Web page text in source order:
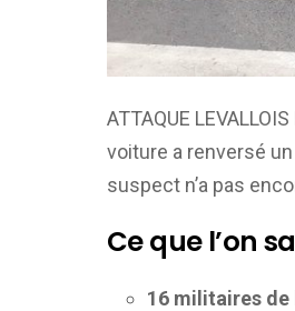
ATTAQUE
voiture a renversé
suspect n’a pas
Ce que l’on
16 militaires de